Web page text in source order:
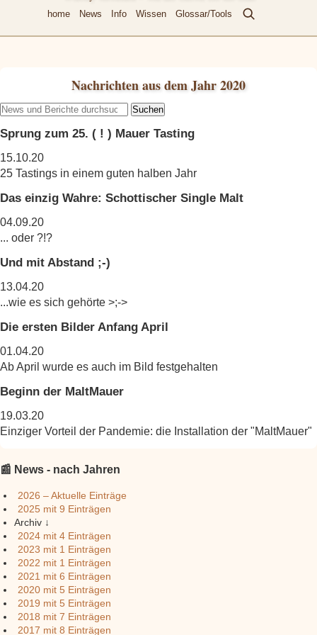
home News Info Wissen Glossar/Tools
Nachrichten aus dem Jahr 2020
Suchen
Sprung zum 25. ( ! ) Mauer Tasting
15.10.20
25 Tastings in einem guten halben Jahr
Das einzig Wahre: Schottischer Single Malt
04.09.20
... oder ?!?
Und mit Abstand ;-)
13.04.20
...wie es sich gehörte >;->
Die ersten Bilder Anfang April
01.04.20
Ab April wurde es auch im Bild festgehalten
Beginn der MaltMauer
19.03.20
Einziger Vorteil der Pandemie: die Installation der "MaltMauer"
📰 News - nach Jahren
2026 – Aktuelle Einträge
2025 mit 9 Einträgen
Archiv ↓
2024 mit 4 Einträgen
2023 mit 1 Einträgen
2022 mit 1 Einträgen
2021 mit 6 Einträgen
2020 mit 5 Einträgen
2019 mit 5 Einträgen
2018 mit 7 Einträgen
2017 mit 8 Einträgen